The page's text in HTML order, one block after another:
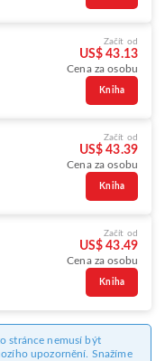
Začít od
US$ 43.13
Cena za osobu
Kniha
Začít od
US$ 43.39
Cena za osobu
Kniha
Začít od
US$ 43.49
Cena za osobu
Kniha
stránce nemusí být
upozornění. Snažíme